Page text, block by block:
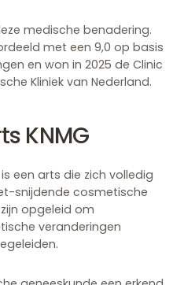
medische benadering.
met een 9,0 op basis
en won in 2025 de Clinic
Kliniek van Nederland.
KNMG
een arts die zich volledig
snijdende cosmetische
opgeleid om
veranderingen